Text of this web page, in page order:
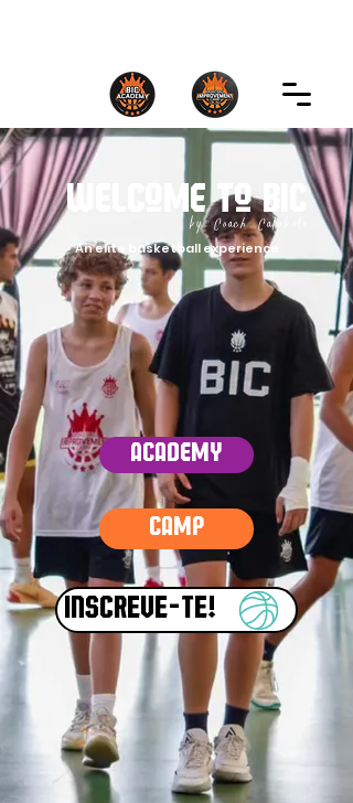
Welcome to BIC
by Coach Calabote
An elite basketball experience
Academy
Camp
INSCREVE-TE!